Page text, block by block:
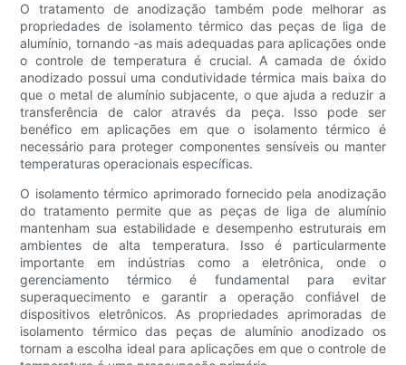
O tratamento de anodização também pode melhorar as
propriedades de isolamento térmico das peças de liga de
alumínio, tornando -as mais adequadas para aplicações onde
o controle de temperatura é crucial. A camada de óxido
anodizado possui uma condutividade térmica mais baixa do
que o metal de alumínio subjacente, o que ajuda a reduzir a
transferência de calor através da peça. Isso pode ser
benéfico em aplicações em que o isolamento térmico é
necessário para proteger componentes sensíveis ou manter
temperaturas operacionais específicas.
O isolamento térmico aprimorado fornecido pela anodização
do tratamento permite que as peças de liga de alumínio
mantenham sua estabilidade e desempenho estruturais em
ambientes de alta temperatura. Isso é particularmente
importante em indústrias como a eletrônica, onde o
gerenciamento térmico é fundamental para evitar
superaquecimento e garantir a operação confiável de
dispositivos eletrônicos. As propriedades aprimoradas de
isolamento térmico das peças de alumínio anodizado os
tornam a escolha ideal para aplicações em que o controle de